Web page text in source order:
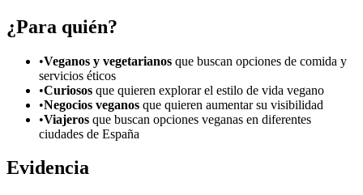
¿Para quién?
•Veganos y vegetarianos que buscan opciones de comida y
servicios éticos
•Curiosos que quieren explorar el estilo de vida vegano
•Negocios veganos que quieren aumentar su visibilidad
•Viajeros que buscan opciones veganas en diferentes
ciudades de España
Evidencia